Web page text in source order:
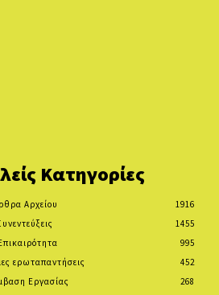
Κατηγορίες
Αρχείου
1916
1455
995
ερωταπαντήσεις
452
Εργασίας
268